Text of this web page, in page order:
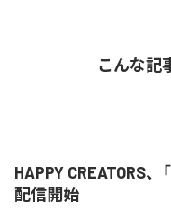
こんな記
HAPPY CREATORS
配信開始